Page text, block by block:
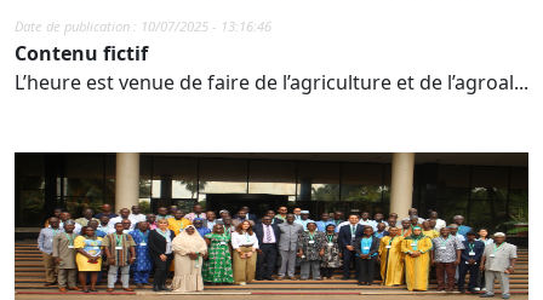
Date de publication : 10/07/2025 - 13:16:46
Contenu fictif
L’heure est venue de faire de l’agriculture et de l’agroal...